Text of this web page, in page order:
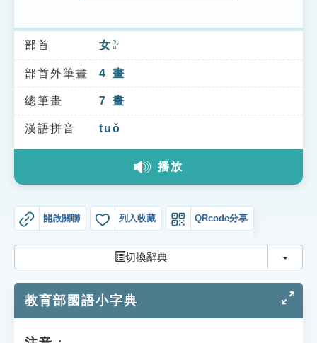
索引選單
知識索引
單字索引
生命大百科索引
教學應用
貓頭鷹博士
部首 女 ㄋㄩˇ
部首外筆畫 4 畫
總筆畫 7 畫
漢語拼音 tuǒ
播放
開啟關聯 列入收藏 QRcode分享
切換辭典 切換
教育部國語小字典